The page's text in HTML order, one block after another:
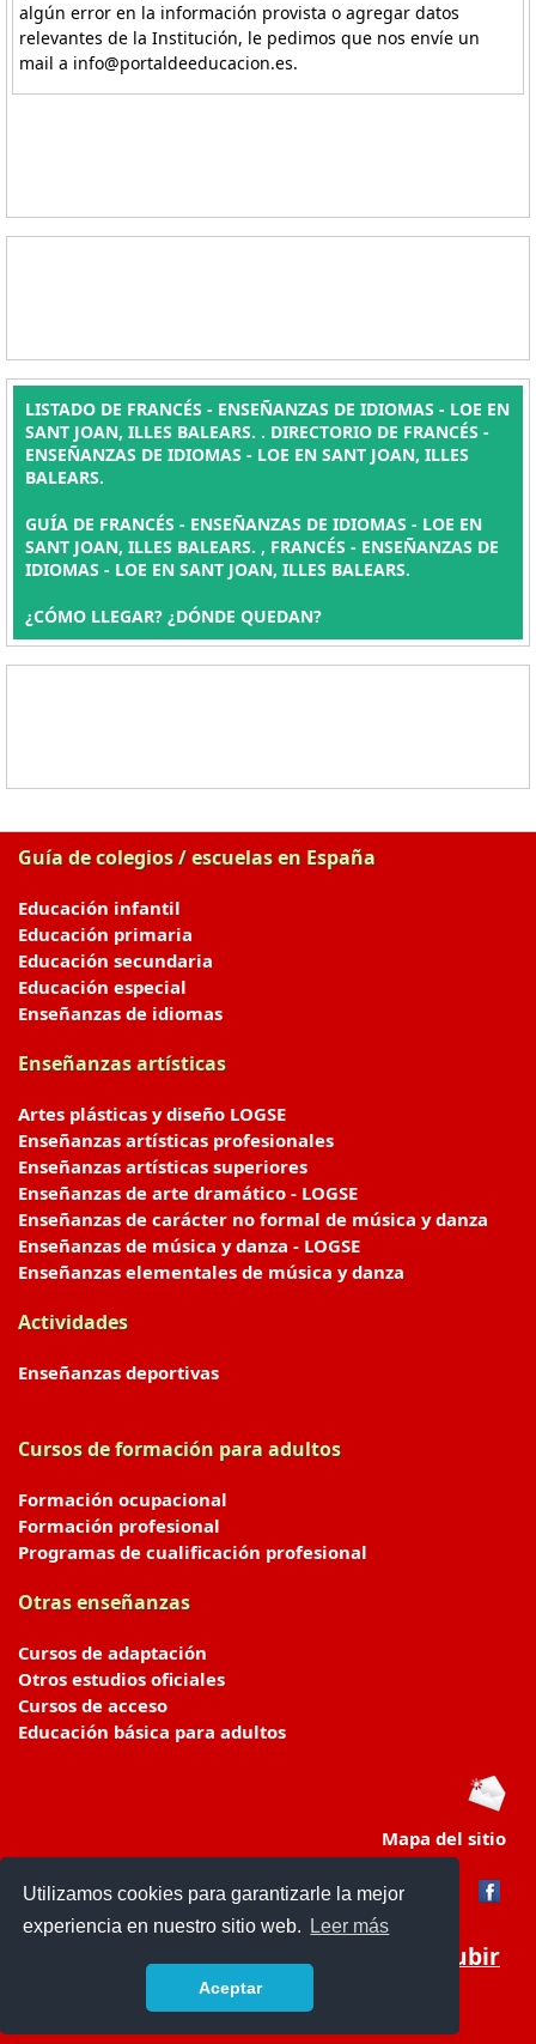
Utilizamos cookies para garantizarle la mejor
experiencia en nuestro sitio web.
Leer más
Aceptar
algún error en la información provista o agregar datos
relevantes de la Institución, le pedimos que nos envíe un
mail a info@portaldeeducacion.es.
LISTADO DE FRANCÉS - ENSEÑANZAS DE IDIOMAS - LOE EN
SANT JOAN, ILLES BALEARS. . DIRECTORIO DE FRANCÉS -
ENSEÑANZAS DE IDIOMAS - LOE EN SANT JOAN, ILLES
BALEARS.
GUÍA DE FRANCÉS - ENSEÑANZAS DE IDIOMAS - LOE EN
SANT JOAN, ILLES BALEARS. , FRANCÉS - ENSEÑANZAS DE
IDIOMAS - LOE EN SANT JOAN, ILLES BALEARS.
¿CÓMO LLEGAR? ¿DÓNDE QUEDAN?
Guía de colegios / escuelas en España
Educación infantil
Educación primaria
Educación secundaria
Educación especial
Enseñanzas de idiomas
Enseñanzas artísticas
Artes plásticas y diseño LOGSE
Enseñanzas artísticas profesionales
Enseñanzas artísticas superiores
Enseñanzas de arte dramático - LOGSE
Enseñanzas de carácter no formal de música y danza
Enseñanzas de música y danza - LOGSE
Enseñanzas elementales de música y danza
Actividades
Enseñanzas deportivas
Cursos de formación para adultos
Formación ocupacional
Formación profesional
Programas de cualificación profesional
Otras enseñanzas
Cursos de adaptación
Otros estudios oficiales
Cursos de acceso
Educación básica para adultos
Mapa del sitio
Subir